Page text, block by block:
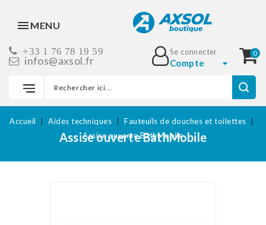
MENU
+33 1 76 78 19 59
infos@axsol.fr
0
Se connecter
Compte
Assise ouverte BathMobile
Accueil Aides techniques
Fauteuils de douches et toilettes
Assise ouverte BathMobile